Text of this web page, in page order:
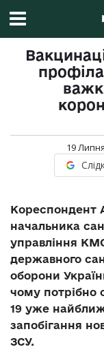
19
Кореспондент
начальника
управління
державного
оборони
чому потрібно
19 уже
запобігання
ЗСУ.